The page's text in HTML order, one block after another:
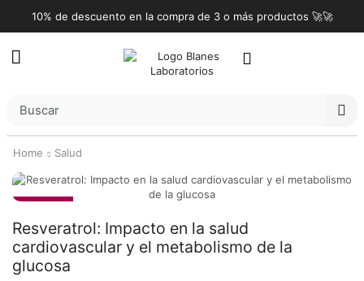
10% de descuento en la compra de 3 o más productos 🚀🚀
Home Salud
Resveratrol: Impacto en la salud
cardiovascular y el metabolismo de la
glucosa